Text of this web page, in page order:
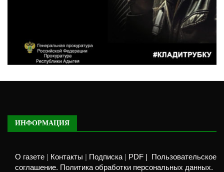
ИНФОРМАЦИЯ
О газете Контакты Подписка PDF |
Пользовательское
соглашение. Политика обработки персональных данных.